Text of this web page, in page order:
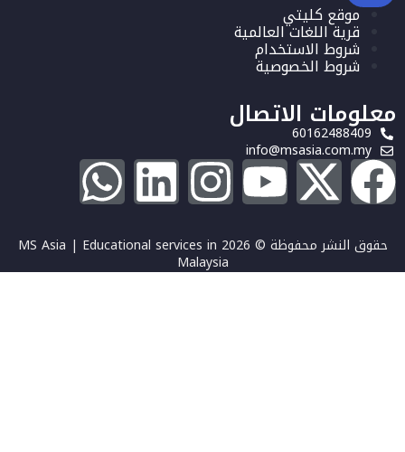
موقع كليتي
قرية اللغات العالمية
شروط الاستخدام
شروط الخصوصية
معلومات الاتصال
60162488409
info@msasia.com.my
حقوق النشر محفوظة © 2026 MS Asia | Educational services in
Malaysia